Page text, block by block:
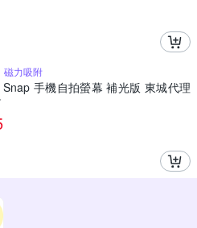
磁力吸附
Snap 手機自拍螢幕 補光版 東城代理